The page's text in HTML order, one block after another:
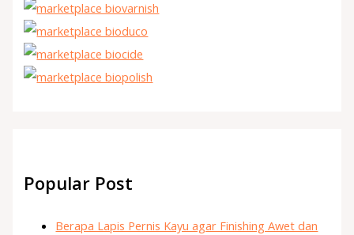
Popular Post
Berapa Lapis Pernis Kayu agar Finishing Awet dan